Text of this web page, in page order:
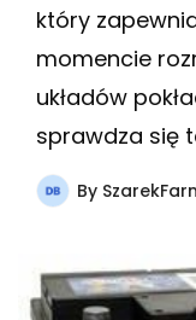
który
momencie
układów
sprawdza się
By